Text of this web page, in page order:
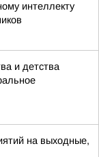
интеллекту
и детства
на выходные,